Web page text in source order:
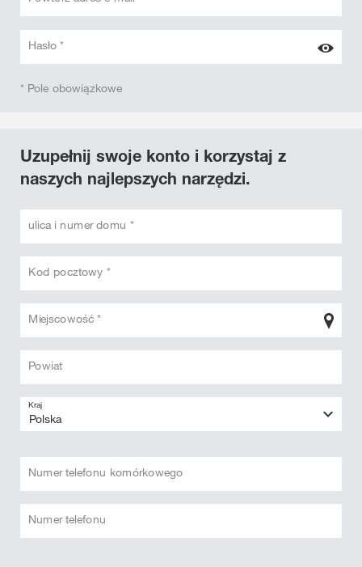
Hasło *
* Pole obowiązkowe
Uzupełnij swoje konto i korzystaj z
naszych najlepszych narzędzi.
ulica i numer domu *
Kod pocztowy *
Miejscowość *
Powiat
Kraj
Numer telefonu komórkowego
Numer telefonu